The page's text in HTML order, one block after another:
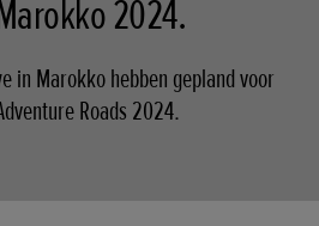
2024.
in Marokko hebben gepland voor
Roads 2024.